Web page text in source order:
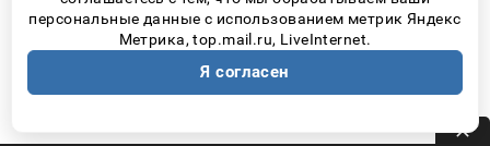
значительно увеличивается, появляется
свобода брать с собой все необходимое, не
думая, что придется оставить дома.
персональные данные с использованием метрик Яндекс
Метрика, top.mail.ru, LiveInternet.
Я согласен